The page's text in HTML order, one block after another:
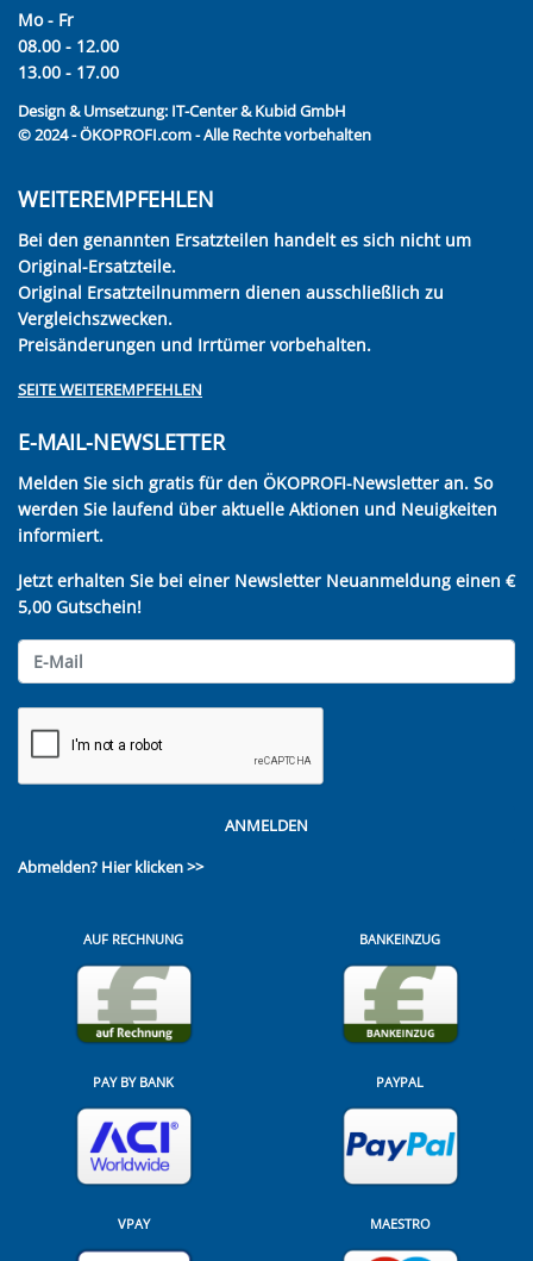
Mo - Fr
08.00 - 12.00
13.00 - 17.00
Design & Umsetzung: IT-Center & Kubid GmbH
© 2024 - ÖKOPROFI.com - Alle Rechte vorbehalten
WEITEREMPFEHLEN
Bei den genannten Ersatzteilen handelt es sich nicht um
Original-Ersatzteile.
Original Ersatzteilnummern dienen ausschließlich zu
Vergleichszwecken.
Preisänderungen und Irrtümer vorbehalten.
SEITE WEITEREMPFEHLEN
E-MAIL-NEWSLETTER
Melden Sie sich gratis für den ÖKOPROFI-Newsletter an. So
werden Sie laufend über aktuelle Aktionen und Neuigkeiten
informiert.
Jetzt erhalten Sie bei einer Newsletter Neuanmeldung einen €
5,00 Gutschein!
ANMELDEN
Abmelden? Hier klicken >>
AUF RECHNUNG BANKEINZUG
PAY BY BANK PAYPAL
VPAY MAESTRO